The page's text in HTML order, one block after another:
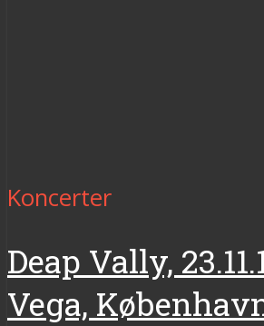
Koncerter
Deap Vally,
Vega,